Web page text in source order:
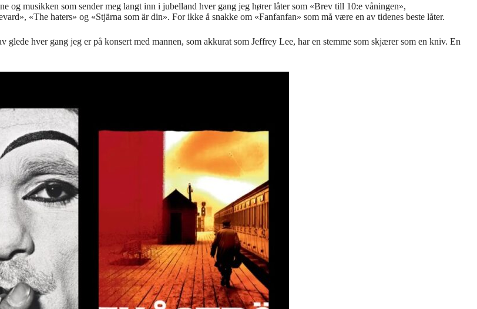
og musikken som sender meg langt inn i jubelland hver gang jeg hører låter som «Brev till 10:e våningen»,
«The haters» og «Stjärna som är din». For ikke å snakke om «Fanfanfan» som må være en av tidenes beste låter.
hver gang jeg er på konsert med mannen, som akkurat som Jeffrey Lee, har en stemme som skjærer som en kniv. En